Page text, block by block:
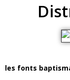
Les
les fonts